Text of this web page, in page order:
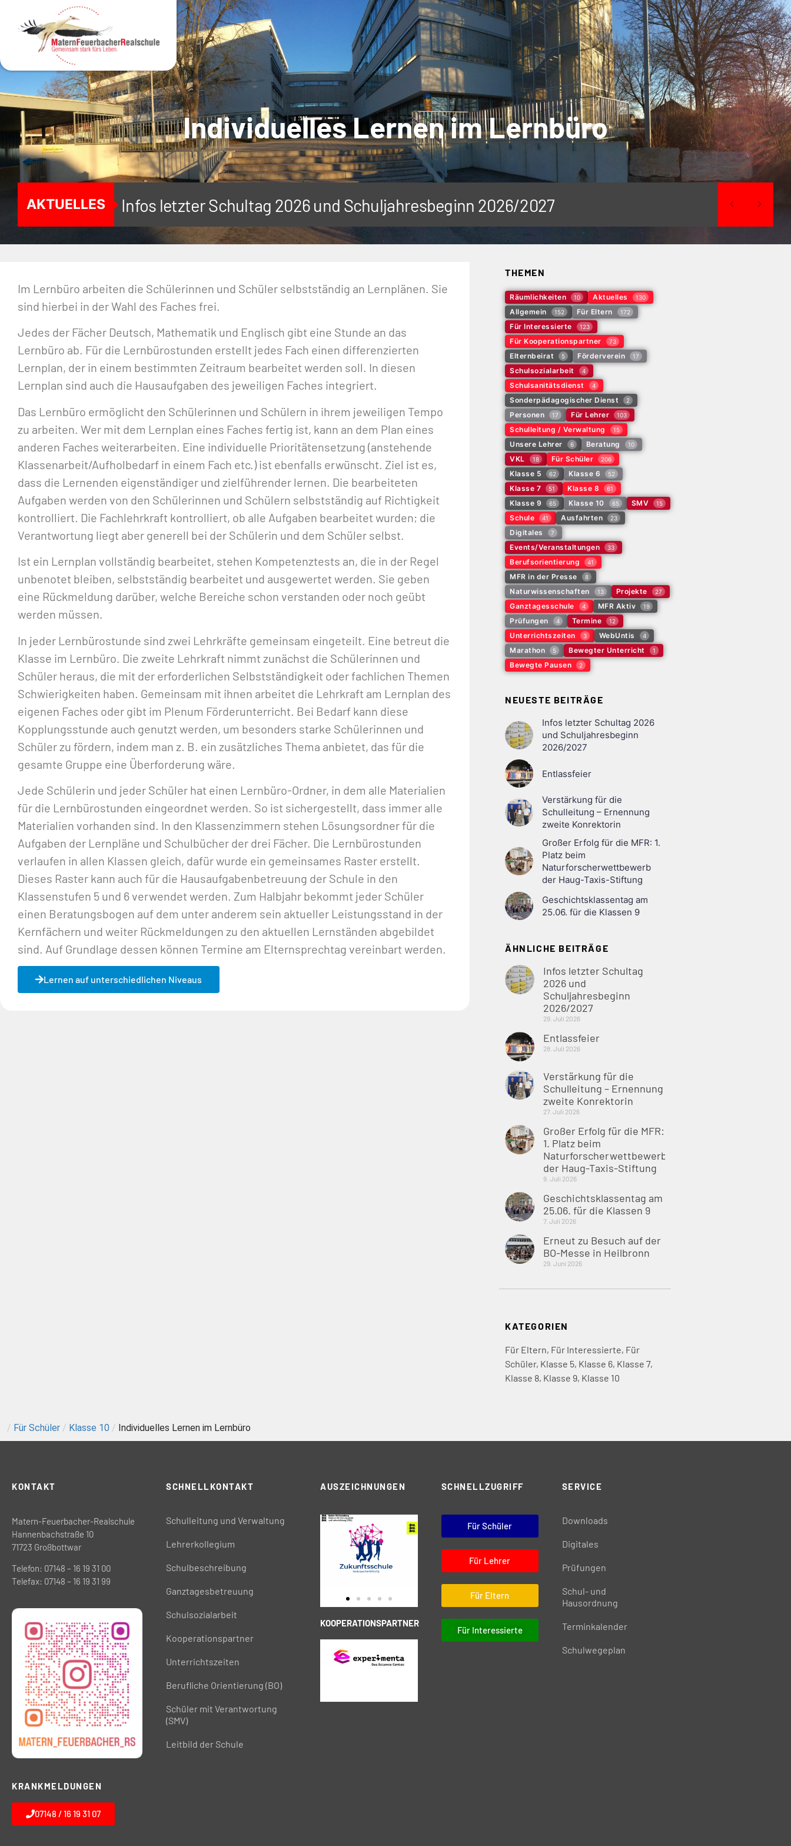
MENÜ
Individuelles Lernen im Lernbüro
AKTUELLES Infos letzter Schultag 2026 und Schuljahresbeginn 2026/2027
Im Lernbüro arbeiten die Schülerinnen und Schüler selbstständig an Lernplänen. Sie
sind hierbei in der Wahl des Faches frei.
Jedes der Fächer Deutsch, Mathematik und Englisch gibt eine Stunde an das
Lernbüro ab. Für die Lernbürostunden erstellt jedes Fach einen differenzierten
Lernplan, der in einem bestimmten Zeitraum bearbeitet werden soll. In diesen
Lernplan sind auch die Hausaufgaben des jeweiligen Faches integriert.
Das Lernbüro ermöglicht den Schülerinnen und Schülern in ihrem jeweiligen Tempo
zu arbeiten. Wer mit dem Lernplan eines Faches fertig ist, kann an dem Plan eines
anderen Faches weiterarbeiten. Eine individuelle Prioritätensetzung (anstehende
Klassenarbeit/Aufholbedarf in einem Fach etc.) ist ebenfalls erwünscht. Ziel ist es,
dass die Lernenden eigenständiger und zielführender lernen. Die bearbeiteten
Aufgaben werden von den Schülerinnen und Schülern selbstständig auf Richtigkeit
kontrolliert. Die Fachlehrkraft kontrolliert, ob alle Aufgaben bearbeitet wurden; die
Verantwortung liegt aber generell bei der Schülerin und dem Schüler selbst.
Ist ein Lernplan vollständig bearbeitet, stehen Kompetenztests an, die in der Regel
unbenotet bleiben, selbstständig bearbeitet und ausgewertet werden. Sie geben
eine Rückmeldung darüber, welche Bereiche schon verstanden oder noch geübt
werden müssen.
In jeder Lernbürostunde sind zwei Lehrkräfte gemeinsam eingeteilt. Eine betreut die
Klasse im Lernbüro. Die zweite Lehrkraft nimmt zunächst die Schülerinnen und
Schüler heraus, die mit der erforderlichen Selbstständigkeit oder fachlichen Themen
Schwierigkeiten haben. Gemeinsam mit ihnen arbeitet die Lehrkraft am Lernplan des
eigenen Faches oder gibt im Plenum Förderunterricht. Bei Bedarf kann diese
Kopplungsstunde auch genutzt werden, um besonders starke Schülerinnen und
Schüler zu fördern, indem man z. B. ein zusätzliches Thema anbietet, das für die
gesamte Gruppe eine Überforderung wäre.
Jede Schülerin und jeder Schüler hat einen Lernbüro-Ordner, in dem alle Materialien
für die Lernbürostunden eingeordnet werden. So ist sichergestellt, dass immer alle
Materialien vorhanden sind. In den Klassenzimmern stehen Lösungsordner für die
Aufgaben der Lernpläne und Schulbücher der drei Fächer. Die Lernbürostunden
verlaufen in allen Klassen gleich, dafür wurde ein gemeinsames Raster erstellt.
Dieses Raster kann auch für die Hausaufgabenbetreuung der Schule in den
Klassenstufen 5 und 6 verwendet werden. Zum Halbjahr bekommt jeder Schüler
einen Beratungsbogen auf dem unter anderem sein aktueller Leistungsstand in der
Kernfächern und weiter Rückmeldungen zu den aktuellen Lernständen abgebildet
sind. Auf Grundlage dessen können Termine am Elternsprechtag vereinbart werden.
Lernen auf unterschiedlichen Niveaus
THEMEN
Räumlichkeiten 10 Aktuelles 130
Allgemein 152 Für Eltern 172
Für Interessierte 123
Für Kooperationspartner 73
Elternbeirat 5 Förderverein 17
Schulsozialarbeit 4
Schulsanitätsdienst 4
Sonderpädagogischer Dienst 2
Personen 17 Für Lehrer 103
Schulleitung / Verwaltung 15
Unsere Lehrer 6 Beratung 10
VKL 18 Für Schüler 206
Klasse 5 62 Klasse 6 52
Klasse 7 51 Klasse 8 61
Klasse 9 65 Klasse 10 65 SMV 15
Schule 41 Ausfahrten 23
Digitales 7
Events/Veranstaltungen 33
Berufsorientierung 41
MFR in der Presse 8
Naturwissenschaften 13 Projekte 27
Ganztagesschule 4 MFR Aktiv 19
Prüfungen 4 Termine 12
Unterrichtszeiten 3 WebUntis 4
Marathon 5 Bewegter Unterricht 1
Bewegte Pausen 2
NEUESTE BEITRÄGE
Infos letzter Schultag 2026
und Schuljahresbeginn
2026/2027
Entlassfeier
Verstärkung für die
Schulleitung – Ernennung
zweite Konrektorin
Großer Erfolg für die MFR: 1.
Platz beim
Naturforscherwettbewerb
der Haug-Taxis-Stiftung
Geschichtsklassentag am
25.06. für die Klassen 9
ÄHNLICHE BEITRÄGE
Infos letzter Schultag
2026 und
Schuljahresbeginn
2026/2027
29. Juli 2026
Entlassfeier
28. Juli 2026
Verstärkung für die
Schulleitung – Ernennung
zweite Konrektorin
27. Juli 2026
Großer Erfolg für die MFR:
1. Platz beim
Naturforscherwettbewerb
der Haug-Taxis-Stiftung
9. Juli 2026
Geschichtsklassentag am
25.06. für die Klassen 9
7. Juli 2026
Erneut zu Besuch auf der
BO-Messe in Heilbronn
29. Juni 2026
KATEGORIEN
Für Eltern, Für Interessierte, Für
Schüler, Klasse 5, Klasse 6, Klasse 7,
Klasse 8, Klasse 9, Klasse 10
/ Für Schüler / Klasse 10 / Individuelles Lernen im Lernbüro
KONTAKT
Matern-Feuerbacher-Realschule
Hannenbachstraße 10
71723 Großbottwar
Telefon: 07148 – 16 19 31 00
Telefax: 07148 – 16 19 31 99
KRANKMELDUNGEN
07148 / 16 19 31 07
SCHNELLKONTAKT
Schulleitung und Verwaltung
Lehrerkollegium
Schulbeschreibung
Ganztagesbetreuung
Schulsozialarbeit
Kooperationspartner
Unterrichtszeiten
Berufliche Orientierung (BO)
Schüler mit Verantwortung
(SMV)
Leitbild der Schule
AUSZEICHNUNGEN
KOOPERATIONSPARTNER
SCHNELLZUGRIFF
Für Schüler
Für Lehrer
Für Eltern
Für Interessierte
SERVICE
Downloads
Digitales
Prüfungen
Schul- und
Hausordnung
Terminkalender
Schulwegeplan